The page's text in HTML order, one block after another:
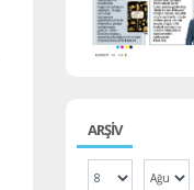
ARŞİV